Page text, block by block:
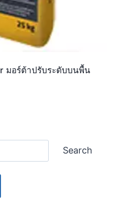
มอร์ต้าปรับระดับบนพื้น
Search